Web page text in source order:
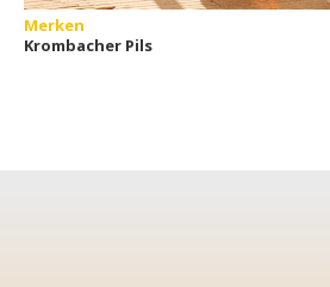
Merken
Krombacher Pils